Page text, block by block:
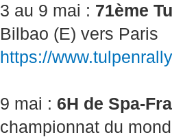
3 au 9 mai : 71ème
Bilbao (E) vers Paris
https://
9 mai : 6H de Spa-
championnat du